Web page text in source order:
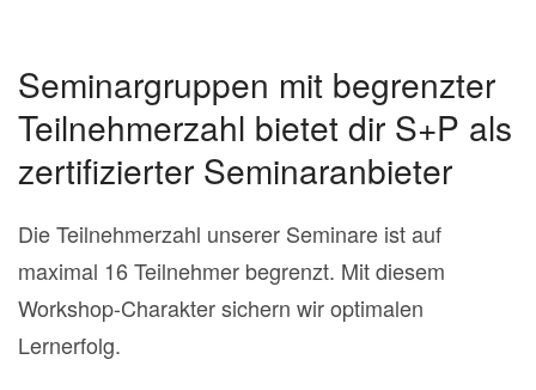
Seminargruppen mit begrenzter
Teilnehmerzahl bietet dir S+P als
zertifizierter Seminaranbieter
Die Teilnehmerzahl unserer Seminare ist auf
maximal 16 Teilnehmer begrenzt. Mit diesem
Workshop-Charakter sichern wir optimalen
Lernerfolg.